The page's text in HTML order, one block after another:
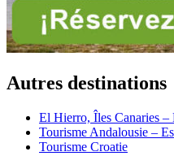
Autres destinations
El Hierro, Îles Canaries –
Tourisme Andalousie –
Tourisme Croatie